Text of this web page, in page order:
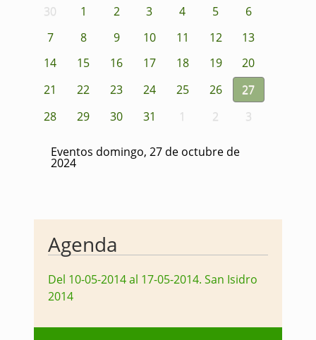
30 1 2 3 4 5
6
7
8 9 10 11 12
13
14
15 16 17 18 19
20
21
22 23 24 25 26
27
28
29 30 31 1 2 3
Eventos domingo, 27 de octubre de
2024
Agenda
Del 10-05-2014 al 17-05-2014. San Isidro
2014